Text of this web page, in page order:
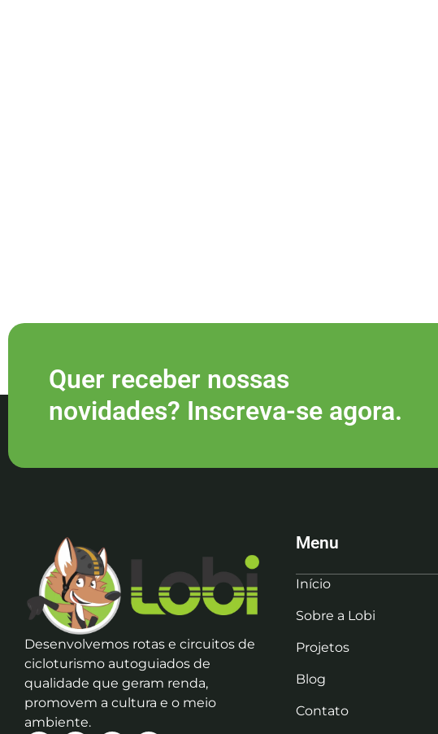
Quer receber nossas
novidades? Inscreva-se agora.
Desenvolvemos rotas e circuitos de
cicloturismo autoguiados de
qualidade que geram renda,
promovem a cultura e o meio
ambiente.
Menu
Início
Sobre a Lobi
Projetos
Blog
Contato